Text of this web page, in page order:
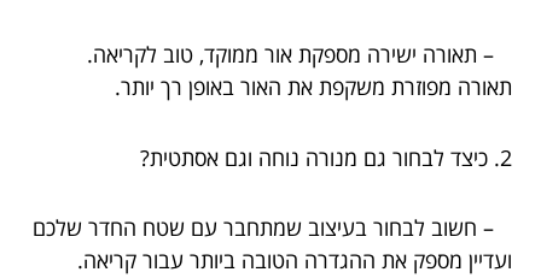
– תאורה ישירה מספקת אור ממוקד, טוב לקריאה.
תאורה מפוזרת משקפת את האור באופן רך יותר.
2. כיצד לבחור גם מנורה נוחה וגם אסתטית?
– חשוב לבחור בעיצוב שמתחבר עם שטח החדר שלכם
ועדיין מספק את ההגדרה הטובה ביותר עבור קריאה.